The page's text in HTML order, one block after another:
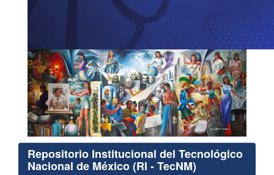
Repositorio Institucional del Tecnológico
Nacional de México (RI - TecNM)